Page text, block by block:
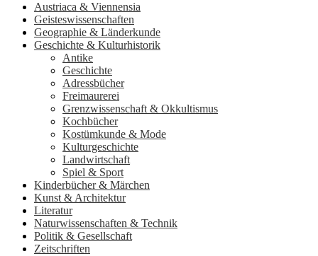
Austriaca & Viennensia
Geisteswissenschaften
Geographie & Länderkunde
Geschichte & Kulturhistorik
Antike
Geschichte
Adressbücher
Freimaurerei
Grenzwissenschaft & Okkultismus
Kochbücher
Kostümkunde & Mode
Kulturgeschichte
Landwirtschaft
Spiel & Sport
Kinderbücher & Märchen
Kunst & Architektur
Literatur
Naturwissenschaften & Technik
Politik & Gesellschaft
Zeitschriften